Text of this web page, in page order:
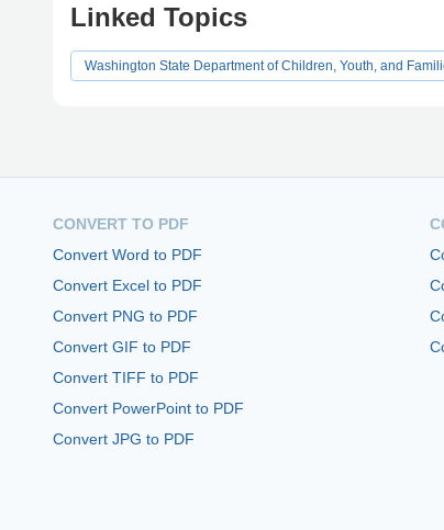
Linked Topics
Washington State Department of Children, Youth, and
CONVERT TO PDF
Convert Word to PDF
Convert Excel to PDF
Convert PNG to PDF
Convert GIF to PDF
Convert TIFF to PDF
Convert PowerPoint to PDF
Convert JPG to PDF